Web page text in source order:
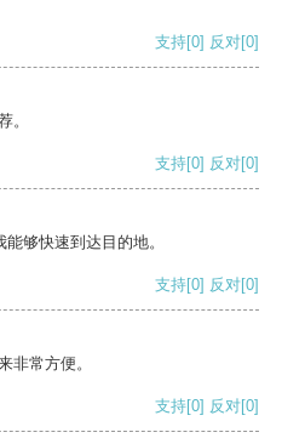
支持[0] 反对[0]
。
支持[0] 反对[0]
够快速到达目的地。
支持[0] 反对[0]
非常方便。
支持[0] 反对[0]